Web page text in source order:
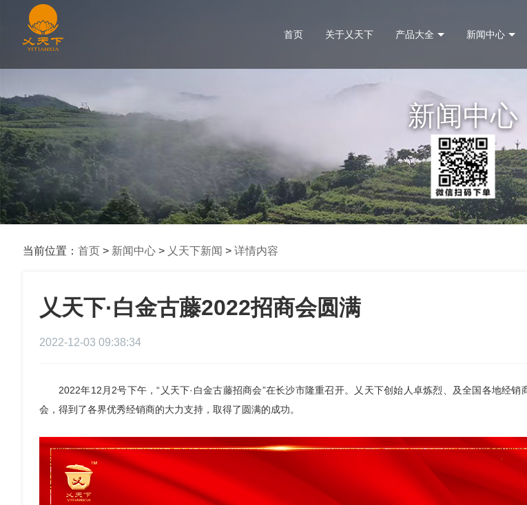
首页 关于乂天下 产品大全 新闻中心
新闻中心
当前位置： 首页 > 新闻中心 > 乂天下新闻 > 详情内容
乂天下·白金古藤2022招商会圆满
2022-12-03 09:38:34
2022年12月2号下午，“乂天下·白金古藤招商会”在长沙市隆重召开。乂天下创始人卓炼烈、及全国各地经销
会，得到了各界优秀经销商的大力支持，取得了圆满的成功。